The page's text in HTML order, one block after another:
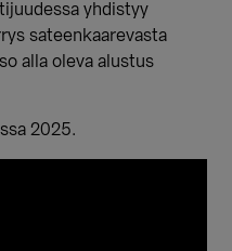
yhdistyy
sateenkaarevasta
alla oleva alustus
2025.